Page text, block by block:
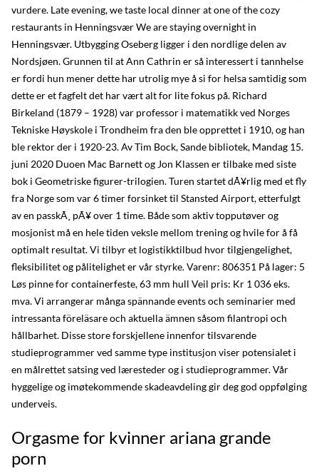
vurdere. Late evening, we taste local dinner at one of the cozy
restaurants in Henningsvær We are staying overnight in
Henningsvær. Utbygging Oseberg ligger i den nordlige delen av
Nordsjøen. Grunnen til at Ann Cathrin er så interessert i tannhelse
er fordi hun mener dette har utrolig mye å si for helsa samtidig som
dette er et fagfelt det har vært alt for lite fokus på. Richard
Birkeland (1879 – 1928) var professor i matematikk ved Norges
Tekniske Høyskole i Trondheim fra den ble opprettet i 1910, og han
ble rektor der i 1920-23. Av Tim Bock, Sande bibliotek, Mandag 15.
juni 2020 Duoen Mac Barnett og Jon Klassen er tilbake med siste
bok i Geometriske figurer-trilogien. Turen startet dÃ¥rlig med et fly
fra Norge som var 6 timer forsinket til Stansted Airport, etterfulgt
av en passkÃ¸ pÃ¥ over 1 time. Både som aktiv topputøver og
mosjonist må en hele tiden veksle mellom trening og hvile for å få
optimalt resultat. Vi tilbyr et logistikktilbud hvor tilgjengelighet,
fleksibilitet og pålitelighet er vår styrke. Varenr: 806351 På lager: 5
Løs pinne for containerfeste, 63 mm hull Veil pris: Kr 1 036 eks.
mva. Vi arrangerar många spännande events och seminarier med
intressanta föreläsare och aktuella ämnen såsom filantropi och
hållbarhet. Disse store forskjellene innenfor tilsvarende
studieprogrammer ved samme type institusjon viser potensialet i
en målrettet satsing ved læresteder og i studieprogrammer. Vår
hyggelige og imøtekommende skadeavdeling gir deg god oppfølging
underveis.
Orgasme for kvinner ariana grande
porn